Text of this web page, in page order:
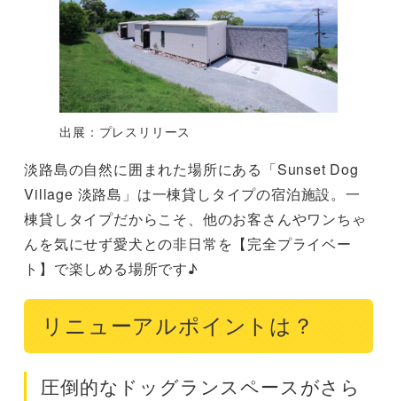
出展：プレスリリース
淡路島の自然に囲まれた場所にある「Sunset Dog
Village 淡路島」は一棟貸しタイプの宿泊施設。一
棟貸しタイプだからこそ、他のお客さんやワンちゃ
んを気にせず愛犬との非日常を【完全プライベー
ト】で楽しめる場所です♪
リニューアルポイントは？
圧倒的なドッグランスペースがさら